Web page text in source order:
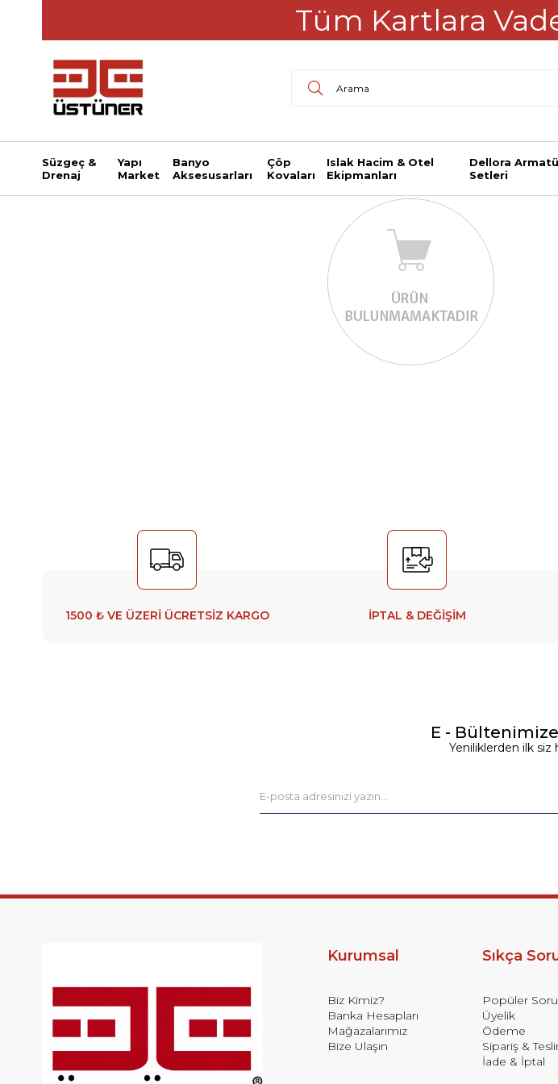
Tüm Kartlara
Süzgeç &
Drenaj
Yapı
Market
Banyo
Aksesusarları
Çöp
Kovaları
Islak Hacim & Otel
Ekipmanları
Dellora
Setleri
1500 ₺ VE ÜZERİ ÜCRETSİZ KARGO İPTAL & DEĞİŞİM
E -
Yeniliklerden ilk siz
Kurumsal
Biz Kimiz?
Banka Hesapları
Mağazalarımız
Bize Ulaşın
Sıkça
Popüler
Üyelik
Ödeme
Sipariş &
İade & İptal